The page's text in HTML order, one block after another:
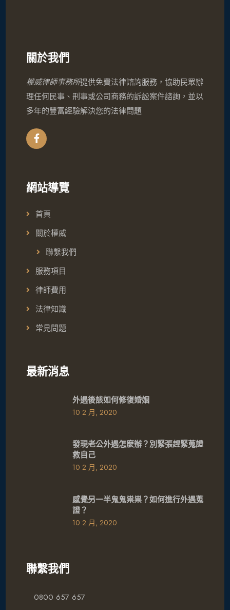
關於我們
權威律師事務所提供免費法律諮詢服務，協助民眾辦
理任何民事、刑事或公司商務的訴訟案件諮詢，並以
多年的豐富經驗解決您的法律問題
網站導覽
首頁
關於權威
聯繫我們
服務項目
律師費用
法律知識
常見問題
最新消息
外遇後該如何修復婚姻
10 2 月, 2020
發現老公外遇怎麼辦？別緊張趕緊蒐證
救自己
10 2 月, 2020
感覺另一半鬼鬼祟祟？如何進行外遇蒐
證？
10 2 月, 2020
聯繫我們
0800 657 657